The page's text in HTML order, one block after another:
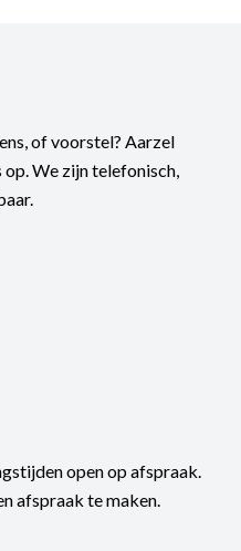
of voorstel? Aarzel
We zijn telefonisch,
open op afspraak.
afspraak te maken.